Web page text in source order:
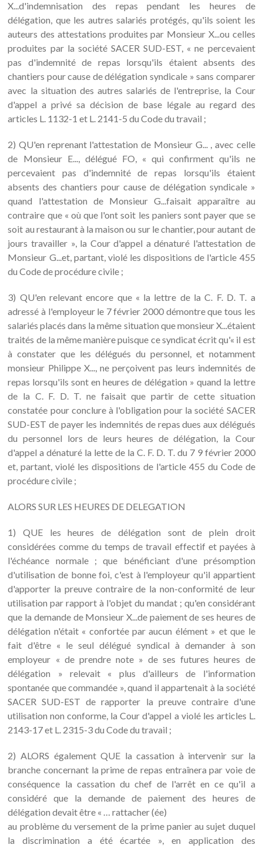
X...d'indemnisation des repas pendant les heures de
délégation, que les autres salariés protégés, qu'ils soient les
auteurs des attestations produites par Monsieur X...ou celles
produites par la société SACER SUD-EST, « ne percevaient
pas d'indemnité de repas lorsqu'ils étaient absents des
chantiers pour cause de délégation syndicale » sans comparer
avec la situation des autres salariés de l'entreprise, la Cour
d'appel a privé sa décision de base légale au regard des
articles L. 1132-1 et L. 2141-5 du Code du travail ;
2) QU'en reprenant l'attestation de Monsieur G... , avec celle
de Monsieur E..., délégué FO, « qui confirment qu'ils ne
percevaient pas d'indemnité de repas lorsqu'ils étaient
absents des chantiers pour cause de délégation syndicale »
quand l'attestation de Monsieur G...faisait apparaître au
contraire que « où que l'ont soit les paniers sont payer que se
soit au restaurant à la maison ou sur le chantier, pour autant de
jours travailler », la Cour d'appel a dénaturé l'attestation de
Monsieur G...et, partant, violé les dispositions de l'article 455
du Code de procédure civile ;
3) QU'en relevant encore que « la lettre de la C. F. D. T. a
adressé à l'employeur le 7 février 2000 démontre que tous les
salariés placés dans la même situation que monsieur X...étaient
traités de la même manière puisque ce syndicat écrit qu'« il est
à constater que les délégués du personnel, et notamment
monsieur Philippe X..., ne perçoivent pas leurs indemnités de
repas lorsqu'ils sont en heures de délégation » quand la lettre
de la C. F. D. T. ne faisait que partir de cette situation
constatée pour conclure à l'obligation pour la société SACER
SUD-EST de payer les indemnités de repas dues aux délégués
du personnel lors de leurs heures de délégation, la Cour
d'appel a dénaturé la lette de la C. F. D. T. du 7 9 février 2000
et, partant, violé les dispositions de l'article 455 du Code de
procédure civile ;
ALORS SUR LES HEURES DE DELEGATION
1) QUE les heures de délégation sont de plein droit
considérées comme du temps de travail effectif et payées à
l'échéance normale ; que bénéficiant d'une présomption
d'utilisation de bonne foi, c'est à l'employeur qu'il appartient
d'apporter la preuve contraire de la non-conformité de leur
utilisation par rapport à l'objet du mandat ; qu'en considérant
que la demande de Monsieur X...de paiement de ses heures de
délégation n'était « confortée par aucun élément » et que le
fait d'être « le seul délégué syndical à demander à son
employeur « de prendre note » de ses futures heures de
délégation » relevait « plus d'ailleurs de l'information
spontanée que commandée », quand il appartenait à la société
SACER SUD-EST de rapporter la preuve contraire d'une
utilisation non conforme, la Cour d'appel a violé les articles L.
2143-17 et L. 2315-3 du Code du travail ;
2) ALORS également QUE la cassation à intervenir sur la
branche concernant la prime de repas entraînera par voie de
conséquence la cassation du chef de l'arrêt en ce qu'il a
considéré que la demande de paiement des heures de
délégation devait être « … rattacher (ée)
au problème du versement de la prime panier au sujet duquel
la discrimination a été écartée », en application des